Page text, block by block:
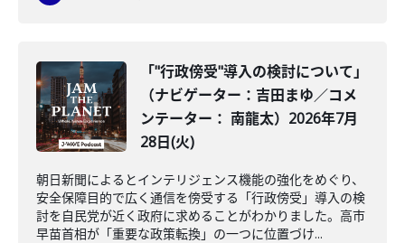
「"行政傍受"導入の検討について」
（ナビゲーター：吉田まゆ／コメ
ンテーター： 南龍太）2026年7月
28日(火)
朝日新聞によるとインテリジェンス機能の強化をめぐり、
安全保障目的で広く通信を傍受する「行政傍受」導入の検
討を自民党が近く政府に求めることがわかりました。高市
早苗首相が「重要な政策転換」の一つに位置づけ...